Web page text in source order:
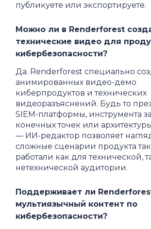
публикуете или экспортируете.
Можно ли в Renderforest
технические видео для
кибербезопасности?
Да. Renderforest специально
анимированных видео-демо
киберпродуктов и технических
видеоразъяснений. Будь то
SIEM-платформы, инструмента
конечных точек или
— ИИ-редактор позволяет
сложные сценарии продукта
работали как для технической,
нетехнической аудитории.
Поддерживает ли
мультиязычный контент по
кибербезопасности?